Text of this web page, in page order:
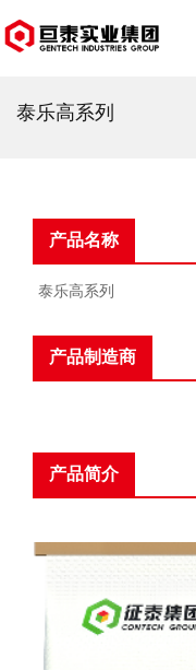
泰乐高系列
产品名称
泰乐高系列
产品制造商
产品简介